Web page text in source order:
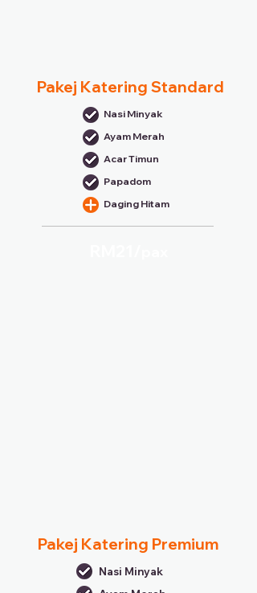
Pakej Katering Standard
Nasi Minyak
Ayam Merah
Acar Timun
Papadom
Daging Hitam
Pakej Katering Premium
Nasi Minyak